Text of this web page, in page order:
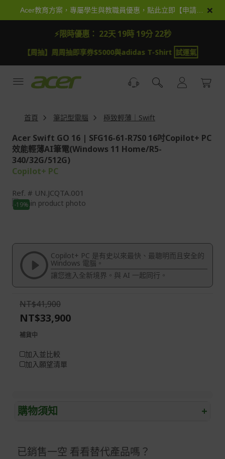
×
⚡限時優惠： 22天 19時 19分 20秒
【周抽】周周抽即享券$5000與adidas T-Shirt試運氣
首頁 筆記型電腦 極致輕薄｜Swift
Acer Swift GO 16 | SFG16-61-R7S0 16吋Copilot+ PC
效能輕薄AI筆電(Windows 11 Home/R5-
340/32G/512G)
Copilot+ PC
Ref. UN.JCQTA.001
Skip
to
of
images
gallery
-19%
Skip
beginning
the
images
gallery
Copilot+ PC 是有史以來最快、最聰明而且安全的
Windows 電腦。
讓您進入全新境界。與 AI 一起同行。
購物須知 +
本網站消費者享有商品到貨七天鑑賞期之權益(鑑賞期並非
已銷售一空 看看替代產品嗎？
NT$41,900
NT$33,900
補貨中
加入並比較
加入願望清單